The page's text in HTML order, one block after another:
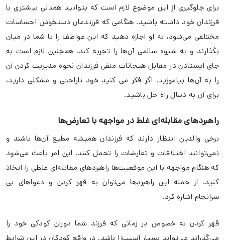
برای جلوگیری از این موضوع لازم است که بتوانید همدلی بیشتری با
فرزندان خود داشته باشید. هنگامی که فرزندمان دستخوش احساسات
مختلفی می‌شود، به او اجازه دهید که این عواطف را با شما در میان
بگذارند و به شیوه سالمی آن‌ها را تجربه کند. همچنین لازم است به
جای ایستادن در مقابل هیجانات منفی فرزندان نحوه مدیریت کردن آن
را به آن‌ها بیاموزید. اگر فکر می کنید خود ناراحتی و مشکلی دارید،
برای آن به دنبال راه حل باشید.
راهبردهای مقابله‌ای غلط در مواجهه با تعارض‌ها
برخی والدین انتظار دارند که فرزندان همیشه مطیع آن‌ها باشند و
نمی‌توانند اختلافات و تعارضات را تحمل کنند. این امر باعث می‌شود
که هنگام مواجهه با این موقعیت‌ها راهبردهای مقابله‌ای غلطی را اتخاذ
کنید. از جمله این راهبردها می‌توان به قهر کردن و دعواهای بی
سرانجام اشاره کرد.
قهر کردن به خصوص در زمانی که فرزند شما دوران کودکی خود را
می‌گذراند می‌تواند بسیار آسیب‌زا باشد. در واقع کودکان در این شرایط